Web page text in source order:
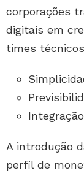
corporações
digitais em
times
A introdução
perfil de